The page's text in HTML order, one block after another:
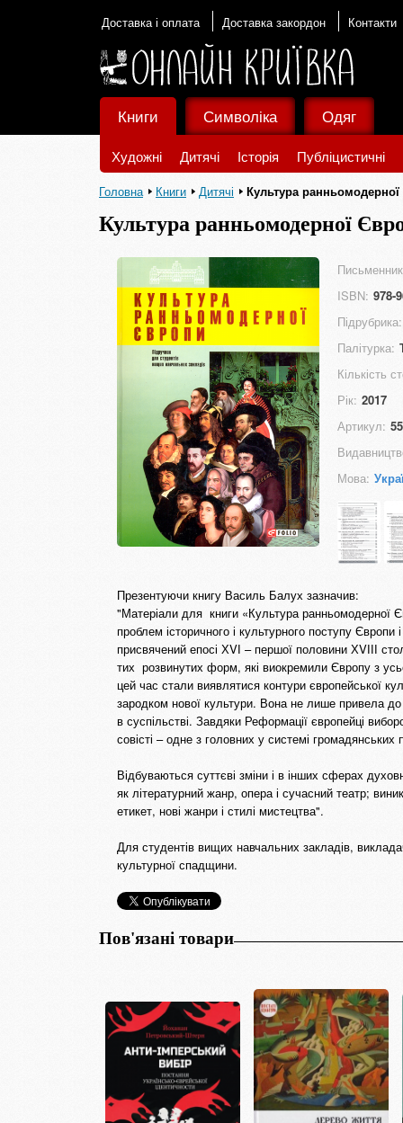
Доставка і оплата Доставка закордон Контакти
Книги
Художні Дитячі Історія Публіцистичні
Символіка Одяг
Головна Книги Дитячі Культура
Культура ранньомодерної
ISBN: 978-
Підрубрика:
Палітурка:
Кількість
Рік: 2017
Артикул:
Мова:
Презентуючи книгу Василь Балух зазначив:
"Матеріали для книги «Культура ранньомодерної
проблем історичного і культурного поступу Європи
присвячений епосі ХVІ – першої половини ХVІІІ
тих розвинутих форм, які виокремили Європу з
цей час стали виявлятися контури європейської
зародком нової культури. Вона не лише привела
в суспільстві. Завдяки Реформації європейці
совісті – одне з головних у системі громадянських
Відбуваються суттєві зміни і в інших сферах
як літературний жанр, опера і сучасний театр;
етикет, нові жанри і стилі мистецтва".
Для студентів вищих навчальних закладів,
культурної спадщини.
Пов'язані товари